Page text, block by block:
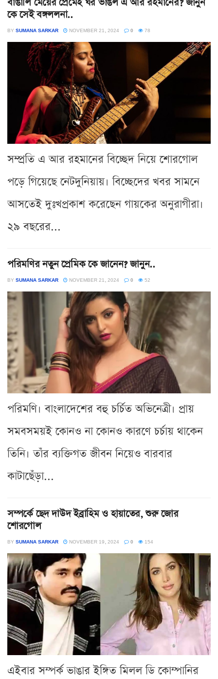
কে সেই বঙ্গললনা..
BY SUMANA SARKAR NOVEMBER 21, 2024 0 78
সম্প্রতি এ আর রহমানের বিচ্ছেদ নিয়ে শোরগোল
পড়ে গিয়েছে নেটদুনিয়ায়। বিচ্ছেদের খবর সামনে
আসতেই দুঃখপ্রকাশ করেছেন গায়কের অনুরাগীরা।
২৯ বছরের...
পরিমণির নতুন প্রেমিক কে জানেন? জানুন..
BY SUMANA SARKAR NOVEMBER 21, 2024 0 52
পরিমণি। বাংলাদেশের বহু চর্চিত অভিনেত্রী। প্রায়
সমবসময়ই কোনও না কোনও কারণে চর্চায় থাকেন
তিনি। তাঁর ব্যক্তিগত জীবন নিয়েও বারবার
কাটাছেঁড়া...
সম্পর্কে ছেদ দাউদ ইব্রাহিম ও হায়াতের, শুরু জোর
শোরগোল
BY SUMANA SARKAR NOVEMBER 19, 2024 0 154
এইবার সম্পর্ক ভাঙার ইঙ্গিত মিলল ডি কোম্পানির